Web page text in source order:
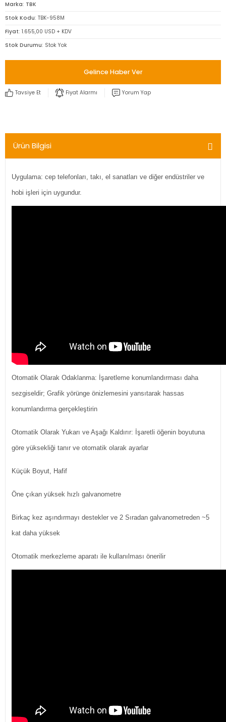
Marka TBK
Stok Kodu TBK-958M
Fiyat 1.655,00 USD + KDV
Stok Durumu Stok Yok
Gelince Haber Ver
Tavsiye Et Fiyat Alarmı Yorum Yap
Ürün Bilgisi
Uygulama: cep telefonları, takı, el sanatları ve diğer endüstriler ve
hobi işleri için uygundur.
Otomatik Olarak Odaklanma: İşaretleme konumlandırması daha
sezgiseldir; Grafik yörünge önizlemesini yansıtarak hassas
konumlandırma gerçekleştirin
Otomatik Olarak Yukarı ve Aşağı Kaldırır: İşaretli öğenin boyutuna
göre yüksekliği tanır ve otomatik olarak ayarlar
Küçük Boyut, Hafif
Öne çıkan yüksek hızlı galvanometre
Birkaç kez aşındırmayı destekler ve 2 Sıradan galvanometreden ~5
kat daha yüksek
Otomatik merkezleme aparatı ile kullanılması önerilir